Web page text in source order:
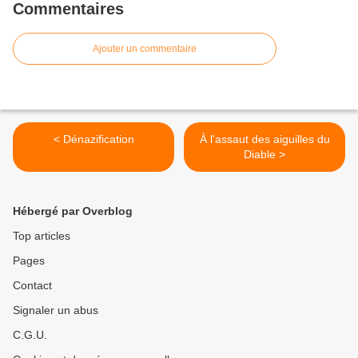
Commentaires
Ajouter un commentaire
< Dénazification
À l'assaut des aiguilles du
Diable >
Hébergé par Overblog
Top articles
Pages
Contact
Signaler un abus
C.G.U.